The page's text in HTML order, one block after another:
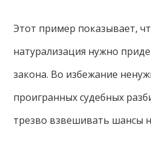
Этот пример показывает,
натурализация нужно
закона. Во избежание
проигранных судебных
трезво взвешивать шансы